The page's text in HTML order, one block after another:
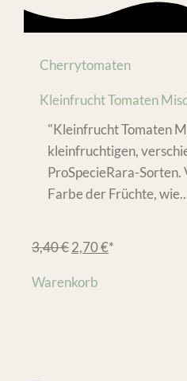
Cherrytomaten
Kleinfrucht Tomaten
"Kleinfrucht Tomaten
kleinfruchtigen,
ProSpecieRara-
Farbe der Früchte,
3,40€2,70€*
Warenkorb